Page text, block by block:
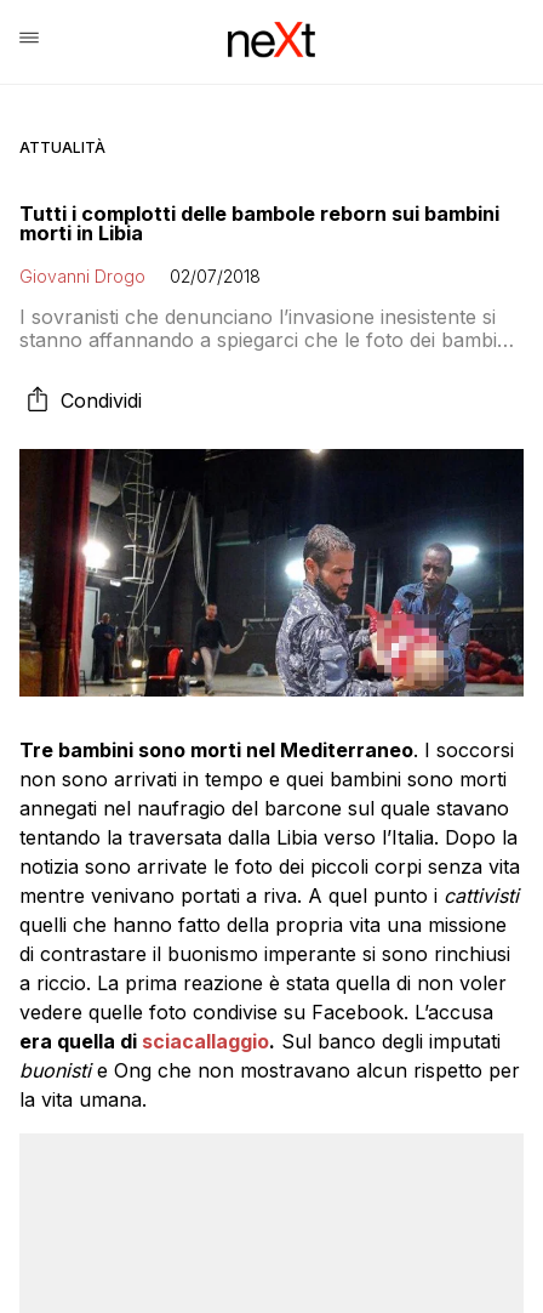
ATTUALITÀ
Tutti i complotti delle bambole reborn sui bambini
morti in Libia
Giovanni Drogo 02/07/2018
I sovranisti che denunciano l’invasione inesistente si
stanno affannando a spiegarci che le foto dei bambini
un set fotografico. E quando spunta il video
correggono il tiro: è una messinscena delle Ong che
democrazia italiana!1
Condividi
Tre bambini sono morti nel Mediterraneo. I soccorsi
non sono arrivati in tempo e quei bambini sono morti
annegati nel naufragio del barcone sul quale stavano
tentando la traversata dalla Libia verso l’Italia. Dopo la
notizia sono arrivate le foto dei piccoli corpi senza vita
mentre venivano portati a riva. A quel punto i cattivisti
quelli che hanno fatto della propria vita una missione
di contrastare il buonismo imperante si sono rinchiusi
a riccio. La prima reazione è stata quella di non voler
vedere quelle foto condivise su Facebook. L’accusa
era quella di sciacallaggio. Sul banco degli imputati
buonistie Ong che non mostravano alcun rispetto per
la vita umana.